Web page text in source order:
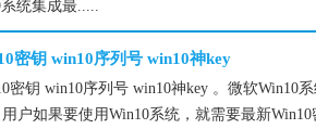
统集成最.....
密钥 win10序列号 win10神key
密钥 win10序列号 win10神key 。微软Win10
户如果要使用Win10系统，就需要最新